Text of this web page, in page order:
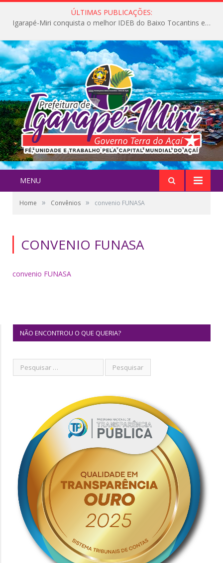
ÚLTIMAS PUBLICAÇÕES:
Igarapé-Miri conquista o melhor IDEB do Baixo Tocantins e avança na qualidade da educação pública
MENU
Home » Convênios » convenio FUNASA
CONVENIO FUNASA
convenio FUNASA
NÃO ENCONTROU O QUE QUERIA?